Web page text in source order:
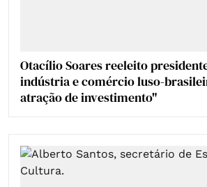
Otacílio Soares reeleito
indústria e comércio luso-
atração de investimento"